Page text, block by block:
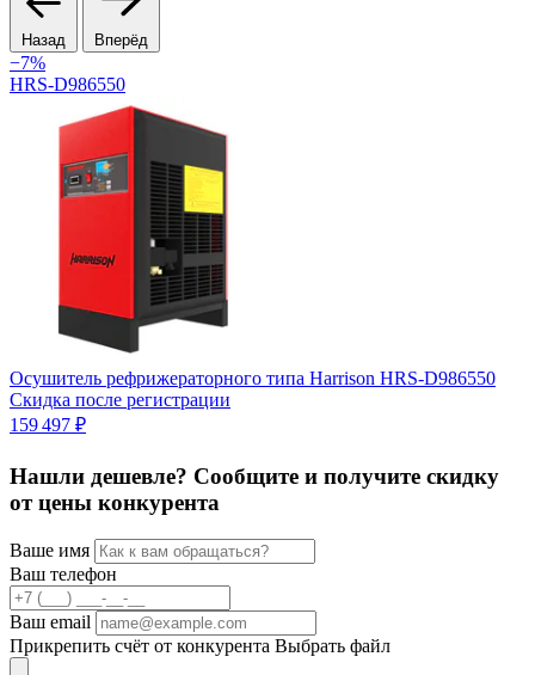
Назад Вперёд
−7%
HRS-D986550
Осушитель рефрижераторного типа Harrison HRS-D986550
Скидка после регистрации
159 497 ₽
Нашли дешевле? Сообщите и получите скидку
от цены конкурента
Ваше имя
Ваш телефон
Ваш email
Прикрепить счёт от конкурента Выбрать файл